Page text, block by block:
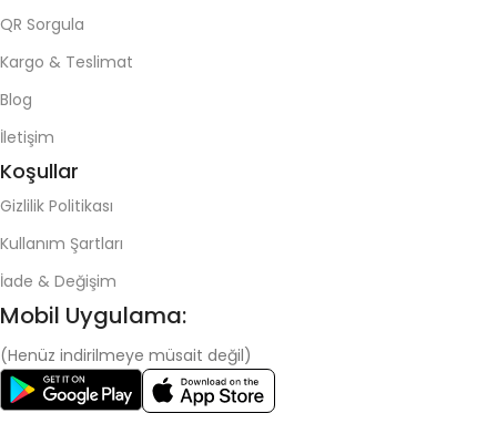
QR Sorgula
Kargo & Teslimat
Blog
İletişim
Koşullar
Gizlilik Politikası
Kullanım Şartları
İade & Değişim
Mobil Uygulama:
(Henüz indirilmeye müsait değil)